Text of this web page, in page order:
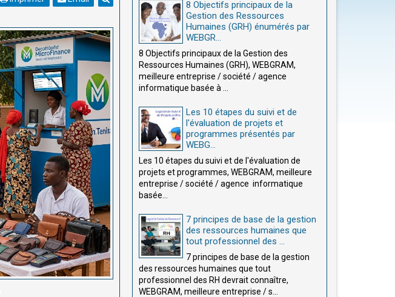
8 Objectifs principaux de la
Gestion des Ressources
Humaines (GRH) énumérés par
WEBGR...
8 Objectifs principaux de la Gestion des
Ressources Humaines (GRH), WEBGRAM,
meilleure entreprise / société / agence
informatique basée à ...
Les 10 étapes du suivi et de
l'évaluation de projets et
programmes présentés par
WEBG...
Les 10 étapes du suivi et de l'évaluation de
projets et programmes, WEBGRAM, meilleure
entreprise / société / agence informatique
basée...
7 principes de base de la gestion
des ressources humaines que
tout professionnel des ...
7 principes de base de la gestion
des ressources humaines que tout
professionnel des RH devrait connaître,
WEBGRAM, meilleure entreprise / s...